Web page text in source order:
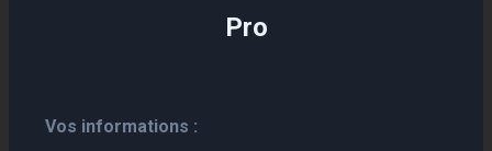
Pro
Vos informations :